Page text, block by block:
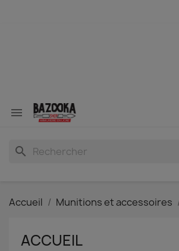

search
Accueil Munitions et accessoires
ACCUEIL